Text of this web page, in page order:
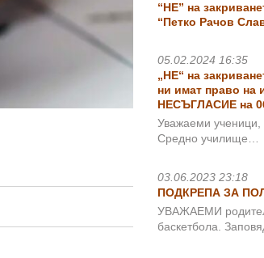
“НЕ” на
“Петко Рачов
05.02.2024 16:35
„НЕ“ на
ни имат право
НЕСЪГЛАСИЕ на
Уважаеми ученици,
Средно училище…
03.06.2023 23:18
ПОДКРЕПА ЗА
УВАЖАЕМИ
баскетбола.